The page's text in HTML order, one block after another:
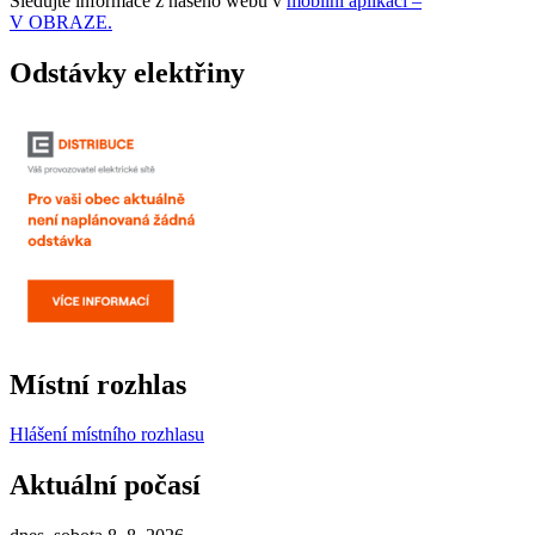
V OBRAZE.
Odstávky elektřiny
Místní rozhlas
Hlášení místního rozhlasu
Aktuální počasí